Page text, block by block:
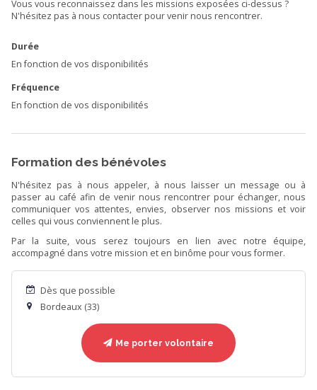
Vous vous reconnaissez dans les missions exposées ci-dessus ?
N'hésitez pas à nous contacter pour venir nous rencontrer.
Durée
En fonction de vos disponibilités
Fréquence
En fonction de vos disponibilités
Formation des bénévoles
N'hésitez pas à nous appeler, à nous laisser un message ou à
passer au café afin de venir nous rencontrer pour échanger, nous
communiquer vos attentes, envies, observer nos missions et voir
celles qui vous conviennent le plus.
Par la suite, vous serez toujours en lien avec notre équipe,
accompagné dans votre mission et en binôme pour vous former.
Dès que possible
Bordeaux (33)
Me porter volontaire